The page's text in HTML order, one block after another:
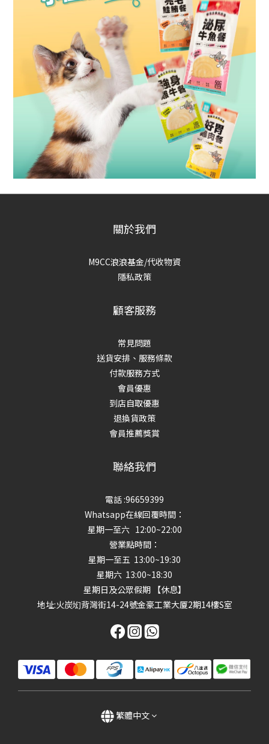
關於我們
M9CC浪浪基金/代收物資
隱私政策
顧客服務
常見問題
送貨安排、服務條款
付款服務方式
會員優惠
到店自取優惠
退換貨政策
會員推薦獎賞
聯絡我們
電話 :96659399
Whatsapp在線回覆時間：
星期一至六 12:00~22:00
營業點時間：
星期一至五 13:00~19:30
星期六 13:00~18:30
星期日及公眾假期 【休息】
地址:火炭㘭背灣街14-24號金豪工業大厦2期14樓S室
繁體中文